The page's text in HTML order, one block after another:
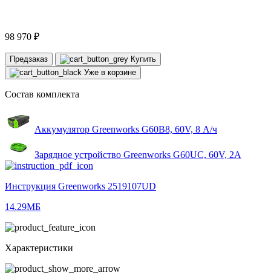
98 970 ₽
Предзаказ
Купить
Уже в корзине
Состав комплекта
Аккумулятор Greenworks G60B8, 60V, 8 А/ч
Зарядное устройство Greenworks G60UC, 60V, 2А
Инструкция Greenworks 2519107UD
14.29МБ
Характеристики